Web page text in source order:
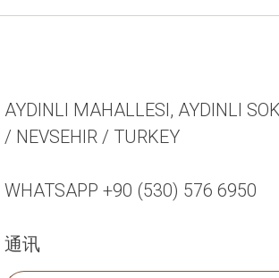
AYDINLI MAHALLESI, AYDINLI
/ NEVSEHIR / TURKEY
WHATSAPP +90 (530) 576 6950
通讯